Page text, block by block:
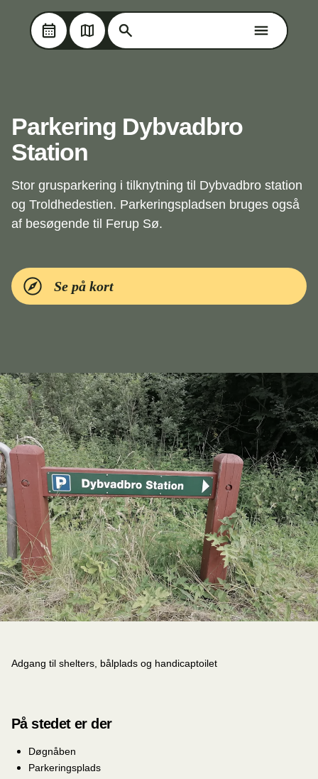
Skip til hovedindholdet
Søg på Oplev Kolding
Søg på Oplev Kolding
Parkering Dybvadbro
Station
Stor grusparkering i tilknytning til Dybvadbro station
og Troldhedestien. Parkeringspladsen bruges også
af besøgende til Ferup Sø.
Se på kort
Adgang til shelters, bålplads og handicaptoilet
På stedet er der
Døgnåben
Parkeringsplads